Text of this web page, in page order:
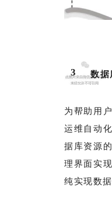
3 数据
为帮助用
运维自动
据库资源
理界面实
纯实现数